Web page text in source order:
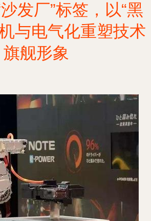
发厂”标签，以“黑
与电气化重塑技术
旗舰形象